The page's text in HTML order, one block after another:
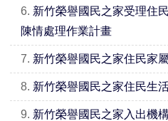
6. 新竹榮譽國民之家受理住
陳情處理作業計畫
7. 新竹榮譽國民之家住民家
8. 新竹榮譽國民之家住民生
9. 新竹榮譽國民之家入出機